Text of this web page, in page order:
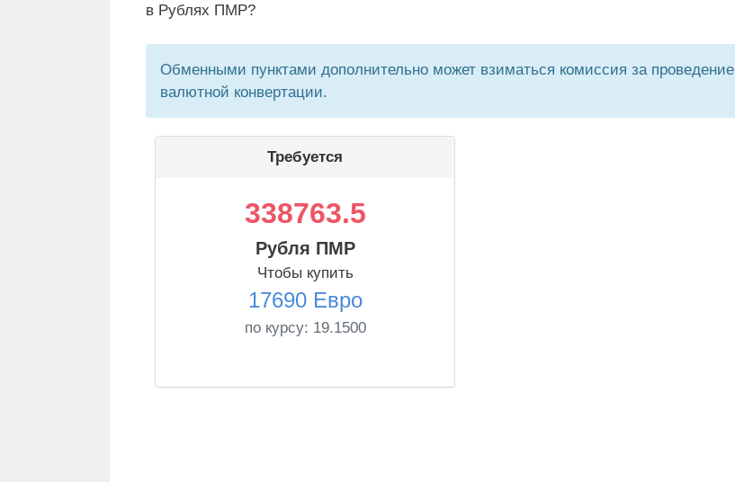
в Рублях ПМР?
Обменными пунктами дополнительно может взиматься комиссия за проведение
валютной конвертации.
Требуется
338763.5
Рубля ПМР
Чтобы купить
17690 Евро
по курсу: 19.1500